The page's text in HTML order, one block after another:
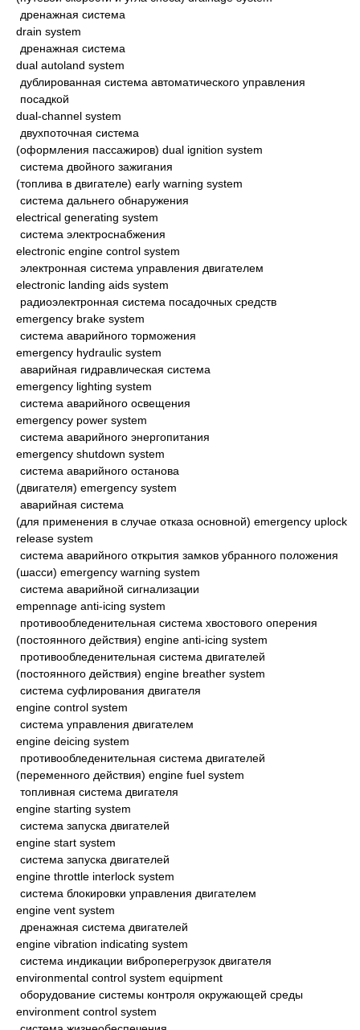
дренажная система
drain system
дренажная система
dual autoland system
дублированная система автоматического управления
посадкой
dual-channel system
двухпоточная система
(оформления пассажиров) dual ignition system
система двойного зажигания
(топлива в двигателе) early warning system
система дальнего обнаружения
electrical generating system
система электроснабжения
electronic engine control system
электронная система управления двигателем
electronic landing aids system
радиоэлектронная система посадочных средств
emergency brake system
система аварийного торможения
emergency hydraulic system
аварийная гидравлическая система
emergency lighting system
система аварийного освещения
emergency power system
система аварийного энергопитания
emergency shutdown system
система аварийного останова
(двигателя) emergency system
аварийная система
(для применения в случае отказа основной) emergency uplock
release system
система аварийного открытия замков убранного положения
(шасси) emergency warning system
система аварийной сигнализации
empennage anti-icing system
противообледенительная система хвостового оперения
(постоянного действия) engine anti-icing system
противообледенительная система двигателей
(постоянного действия) engine breather system
система суфлирования двигателя
engine control system
система управления двигателем
engine deicing system
противообледенительная система двигателей
(переменного действия) engine fuel system
топливная система двигателя
engine starting system
система запуска двигателей
engine start system
система запуска двигателей
engine throttle interlock system
система блокировки управления двигателем
engine vent system
дренажная система двигателей
engine vibration indicating system
система индикации виброперегрузок двигателя
environmental control system equipment
оборудование системы контроля окружающей среды
environment control system